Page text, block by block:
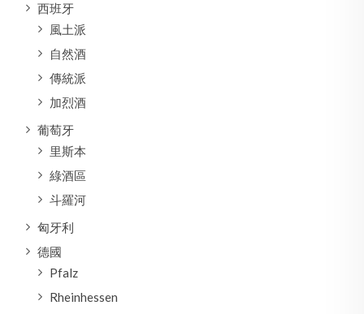
西班牙
風土派
自然酒
傳統派
加烈酒
葡萄牙
里斯本
綠酒區
斗羅河
匈牙利
德國
Pfalz
Rheinhessen